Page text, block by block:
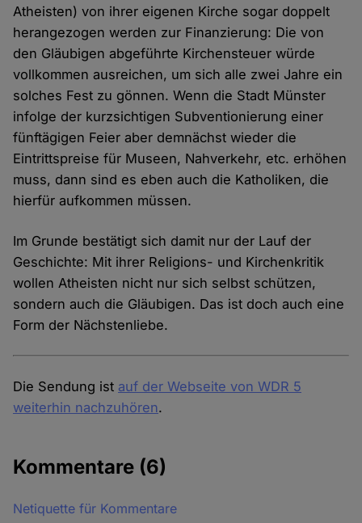
Atheisten) von ihrer eigenen Kirche sogar doppelt
herangezogen werden zur Finanzierung: Die von
den Gläubigen abgeführte Kirchensteuer würde
vollkommen ausreichen, um sich alle zwei Jahre ein
solches Fest zu gönnen. Wenn die Stadt Münster
infolge der kurzsichtigen Subventionierung einer
fünftägigen Feier aber demnächst wieder die
Eintrittspreise für Museen, Nahverkehr, etc. erhöhen
muss, dann sind es eben auch die Katholiken, die
hierfür aufkommen müssen.
Im Grunde bestätigt sich damit nur der Lauf der
Geschichte: Mit ihrer Religions- und Kirchenkritik
wollen Atheisten nicht nur sich selbst schützen,
sondern auch die Gläubigen. Das ist doch auch eine
Form der Nächstenliebe.
Die Sendung ist auf der Webseite von WDR 5
weiterhin nachzuhören.
Kommentare (6)
Netiquette für Kommentare